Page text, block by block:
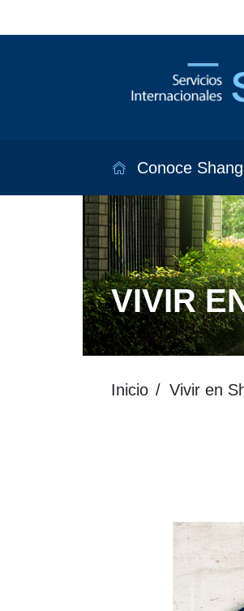
Conoce
VIVIR
Inicio Vivir en